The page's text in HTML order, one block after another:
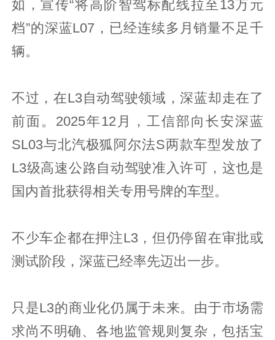
如，宣传“将高阶智驾标配线拉至13万元
档”的深蓝L07，已经连续多月销量不足千
辆。
不过，在L3自动驾驶领域，深蓝却走在了
前面。2025年12月，工信部向长安深蓝
SL03与北汽极狐阿尔法S两款车型发放了
L3级高速公路自动驾驶准入许可，这也是
国内首批获得相关专用号牌的车型。
不少车企都在押注L3，但仍停留在审批或
测试阶段，深蓝已经率先迈出一步。
只是L3的商业化仍属于未来。由于市场需
求尚不明确、各地监管规则复杂，包括宝